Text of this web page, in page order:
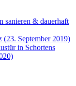
sanieren & dauerhaft
(23. September 2019)
in Schortens